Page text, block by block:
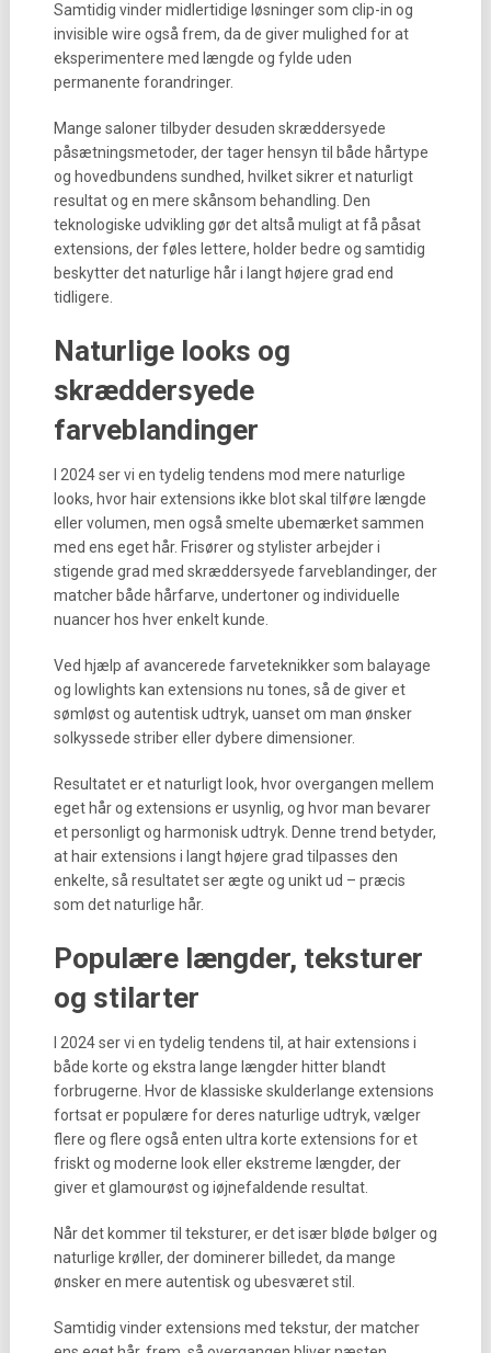
Samtidig vinder midlertidige løsninger som clip-in og
invisible wire også frem, da de giver mulighed for at
eksperimentere med længde og fylde uden
permanente forandringer.
Mange saloner tilbyder desuden skræddersyede
påsætningsmetoder, der tager hensyn til både hårtype
og hovedbundens sundhed, hvilket sikrer et naturligt
resultat og en mere skånsom behandling. Den
teknologiske udvikling gør det altså muligt at få påsat
extensions, der føles lettere, holder bedre og samtidig
beskytter det naturlige hår i langt højere grad end
tidligere.
Naturlige looks og
skræddersyede
farveblandinger
I 2024 ser vi en tydelig tendens mod mere naturlige
looks, hvor hair extensions ikke blot skal tilføre længde
eller volumen, men også smelte ubemærket sammen
med ens eget hår. Frisører og stylister arbejder i
stigende grad med skræddersyede farveblandinger, der
matcher både hårfarve, undertoner og individuelle
nuancer hos hver enkelt kunde.
Ved hjælp af avancerede farveteknikker som balayage
og lowlights kan extensions nu tones, så de giver et
sømløst og autentisk udtryk, uanset om man ønsker
solkyssede striber eller dybere dimensioner.
Resultatet er et naturligt look, hvor overgangen mellem
eget hår og extensions er usynlig, og hvor man bevarer
et personligt og harmonisk udtryk. Denne trend betyder,
at hair extensions i langt højere grad tilpasses den
enkelte, så resultatet ser ægte og unikt ud – præcis
som det naturlige hår.
Populære længder, teksturer
og stilarter
I 2024 ser vi en tydelig tendens til, at hair extensions i
både korte og ekstra lange længder hitter blandt
forbrugerne. Hvor de klassiske skulderlange extensions
fortsat er populære for deres naturlige udtryk, vælger
flere og flere også enten ultra korte extensions for et
friskt og moderne look eller ekstreme længder, der
giver et glamourøst og iøjnefaldende resultat.
Når det kommer til teksturer, er det især bløde bølger og
naturlige krøller, der dominerer billedet, da mange
ønsker en mere autentisk og ubesværet stil.
Samtidig vinder extensions med tekstur, der matcher